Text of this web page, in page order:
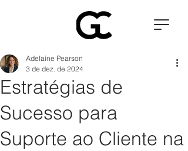
Estratégias de
Sucesso para
Suporte ao Cliente na
Adelaine Pearson
3 de dez. de 2024